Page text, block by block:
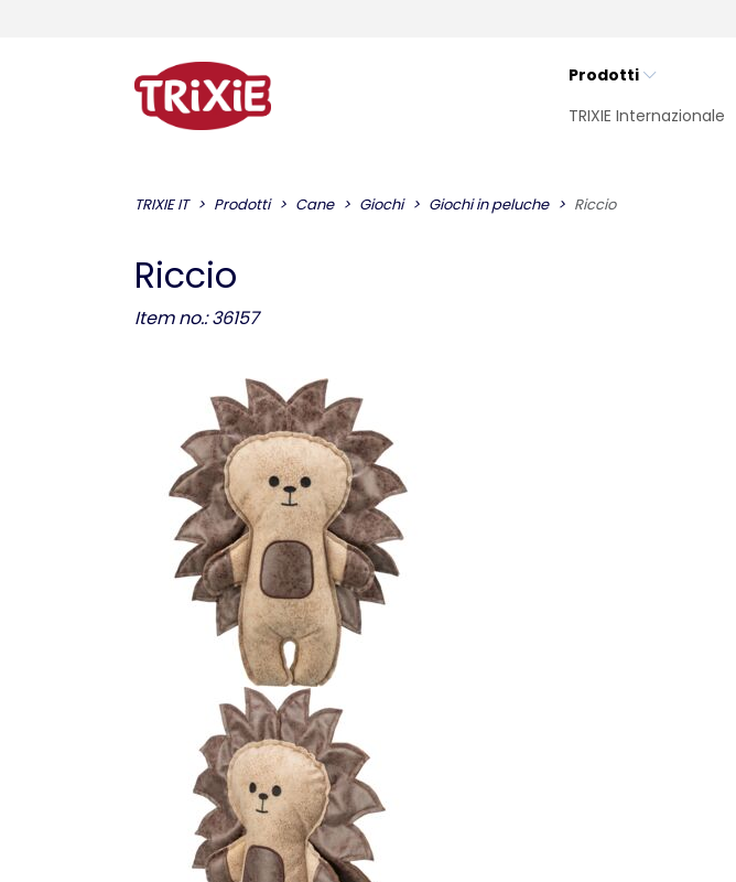
Prodotti
TRIXIE Internazionale
TRIXIE IT Prodotti Cane Giochi Giochi in peluche Riccio
Riccio
Item no.: 36157